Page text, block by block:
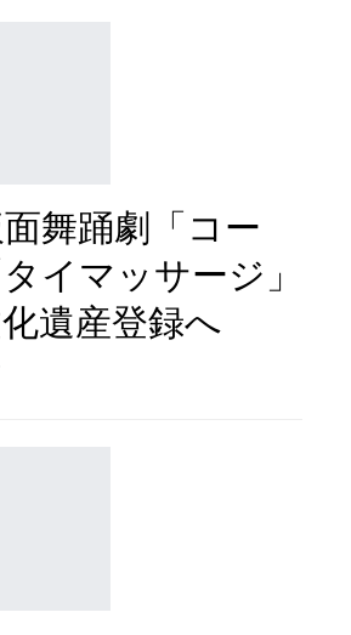
舞踊劇「コー
イマッサージ」
遺産登録へ